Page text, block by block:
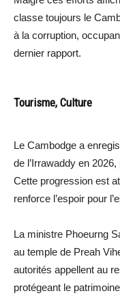
classe toujours le
à la corruption,
dernier rapport.
Tourisme, Culture
Le Cambodge a
de l’Irrawaddy en
Cette progression est
renforce l’espoir pour
La ministre Phoeurng
au temple de Preah
autorités appellent au
protégeant le